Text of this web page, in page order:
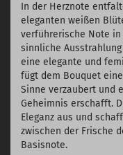
In der Herznote
eleganten weißen
verführerische Note
sinnliche
eine elegante und
fügt dem Bouquet
Sinne verzaubert und
Geheimnis erschafft.
Eleganz aus und
zwischen der Frische
Basisnote.